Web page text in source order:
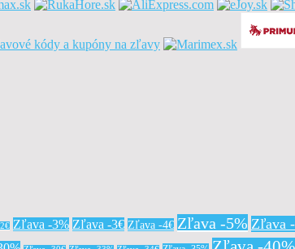
Zľava -3% Zľava -3€ Zľava -4€ Zľava -5% Zľava